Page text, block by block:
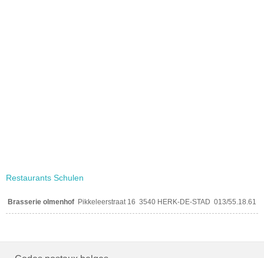
Restaurants Schulen
Brasserie olmenhof Pikkeleerstraat 16 3540 HERK-DE-STAD 013/55.18.61